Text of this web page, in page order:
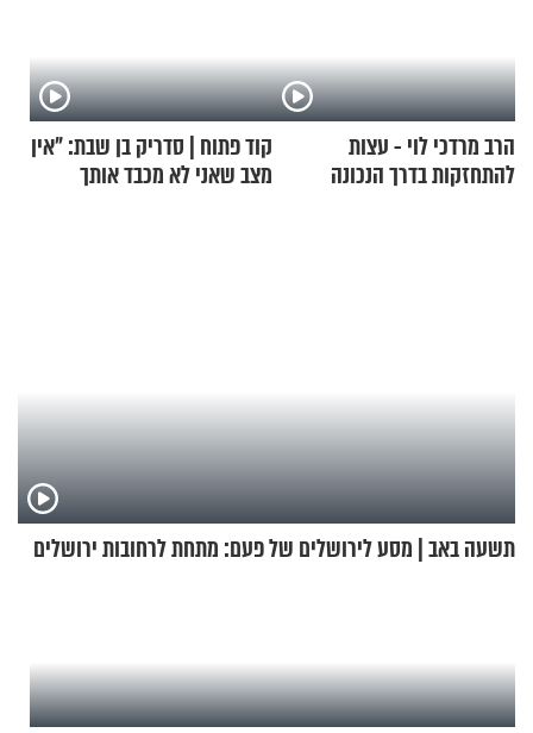
הרב מרדכי לוי - עצות
להתחזקות בדרך הנכונה
קוד פתוח | סדריק בן שבת: "אין
מצב שאני לא מכבד אותך
תשעה באב | מסע לירושלים של פעם: מתחת לרחובות ירושלים